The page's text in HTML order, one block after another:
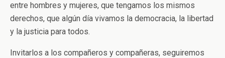
entre hombres y mujeres, que tengamos los mismos
derechos, que algún día vivamos la democracia, la libertad
y la justicia para todos.
Invitarlos a los compañeros y compañeras, seguiremos